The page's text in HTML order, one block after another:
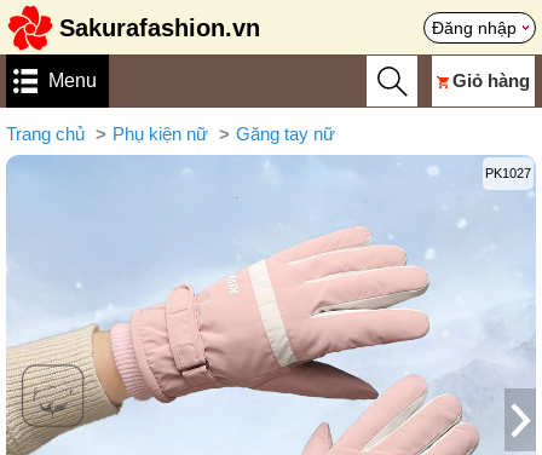
Sakurafashion.vn Đăng nhập
Menu Giỏ hàng
Trang chủ Phụ kiện nữ Găng tay nữ
PK1027